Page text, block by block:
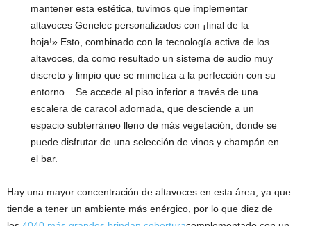
mantener esta estética, tuvimos que implementar
altavoces Genelec personalizados con ¡final de la
hoja!» Esto, combinado con la tecnología activa de los
altavoces, da como resultado un sistema de audio muy
discreto y limpio que se mimetiza a la perfección con su
entorno. Se accede al piso inferior a través de una
escalera de caracol adornada, que desciende a un
espacio subterráneo lleno de más vegetación, donde se
puede disfrutar de una selección de vinos y champán en
el bar.
Hay una mayor concentración de altavoces en esta área, ya que
tiende a tener un ambiente más enérgico, por lo que diez de